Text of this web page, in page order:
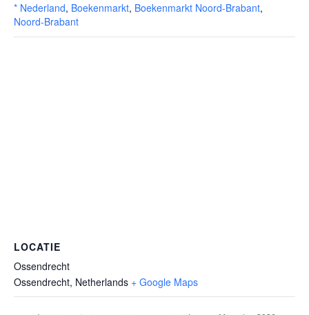
* Nederland, Boekenmarkt, Boekenmarkt Noord-Brabant,
Noord-Brabant
LOCATIE
Ossendrecht
Ossendrecht, Netherlands + Google Maps